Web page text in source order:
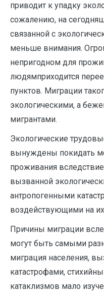
приводит к упадку
сожалению, на
связанной с
меньше внимания.
непригодном для
людямприходится
пунктов. Миграции
экологическими, а
мигрантами.
Экологические
вынуждены покидать
проживания
вызванной
антропогенными
воздействующими на
Причины миграции
могут быть самыми
миграция населения,
катастрофами,
катаклизмов мало